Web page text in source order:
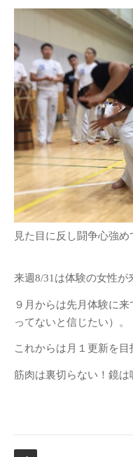
見た目に反し闘争心強め
来週8/31は体験の女性が
９月からは先月体験に
ってないと信じたい）。
これからは月１更新を目
筋肉は裏切らない！鏡